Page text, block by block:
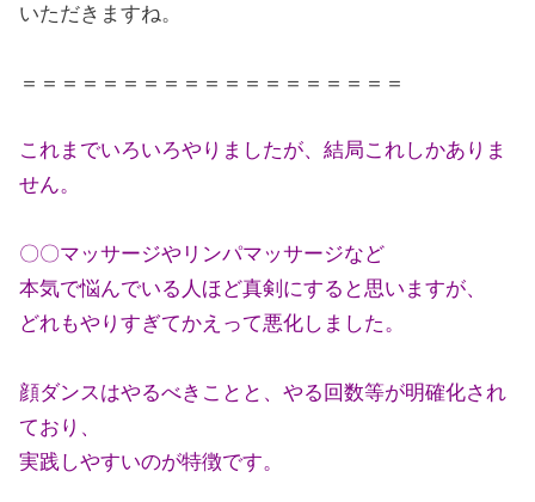
いただきますね。
＝＝＝＝＝＝＝＝＝＝＝＝＝＝＝＝＝＝＝
これまでいろいろやりましたが、結局これしかありま
せん。
〇〇マッサージやリンパマッサージなど
本気で悩んでいる人ほど真剣にすると思いますが、
どれもやりすぎてかえって悪化しました。
顔ダンスはやるべきことと、やる回数等が明確化され
ており、
実践しやすいのが特徴です。